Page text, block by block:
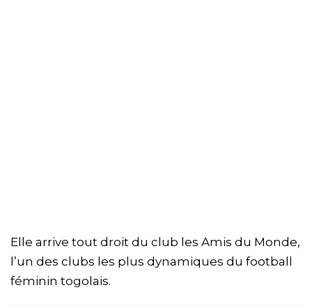
Elle arrive tout droit du club les Amis du Monde,
l’un des clubs les plus dynamiques du football
féminin togolais.